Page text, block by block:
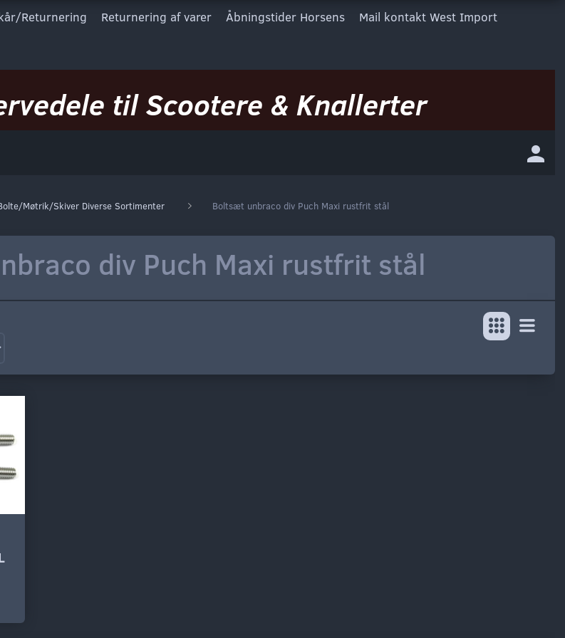
Returnering Returnering af varer Åbningstider Horsens Mail kontakt West Import
til Scootere & Knallerter
Møtrik/Skiver Diverse Sortimenter Boltsæt unbraco div Puch Maxi rustfrit stål
div Puch Maxi rustfrit stål